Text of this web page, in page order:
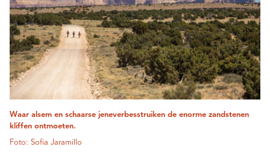
Waar alsem en schaarse jeneverbesstruiken de enorme zandstenen
kliffen ontmoeten.
Foto: Sofia Jaramillo